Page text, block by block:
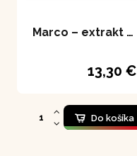
Marco – extrakt 50 ml
13,30 €
Do košíka